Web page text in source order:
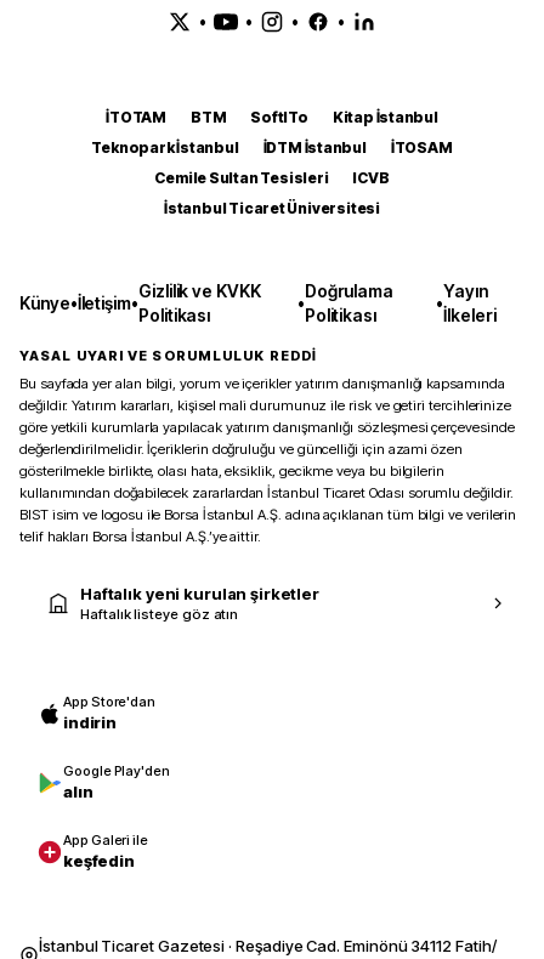
• • • •
İTOTAM BTM SoftITo
Kitap İstanbul
Teknopark İstanbul
İDTM İstanbul
İTOSAM
Cemile Sultan Tesisleri
ICVB
İstanbul Ticaret Üniversitesi
Künye•İletişim•
Gizlilik ve KVKK
Politikası
•
Doğrulama
Politikası
•
Yayın
İlkeleri
YASAL UYARI VE SORUMLULUK REDDİ
Bu sayfada yer alan bilgi, yorum ve içerikler yatırım danışmanlığı kapsamında
değildir. Yatırım kararları, kişisel mali durumunuz ile risk ve getiri tercihlerinize
göre yetkili kurumlarla yapılacak yatırım danışmanlığı sözleşmesi çerçevesinde
değerlendirilmelidir. İçeriklerin doğruluğu ve güncelliği için azami özen
gösterilmekle birlikte, olası hata, eksiklik, gecikme veya bu bilgilerin
kullanımından doğabilecek zararlardan İstanbul Ticaret Odası sorumlu değildir.
BIST isim ve logosu ile Borsa İstanbul A.Ş. adına açıklanan tüm bilgi ve verilerin
telif hakları Borsa İstanbul A.Ş.’ye aittir.
Haftalık yeni kurulan şirketler
Haftalık listeye göz atın
App Store'dan
indirin
Google Play'den
alın
App Galeri ile
keşfedin
İstanbul Ticaret Gazetesi · Reşadiye Cad. Eminönü 34112 Fatih/